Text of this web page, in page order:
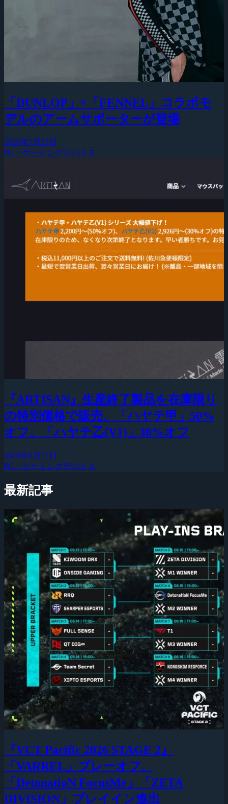
「DUNLOP」×「FENNEL」コラボモ
デルのアームサポーターが登場
2026年7月23日
PC・ゲーミングデバイス
『ARTISAN』生産終了製品を在庫限り
の特別価格で販売、「ハヤテ甲」50%
オフ、「ハヤテ乙(V1)」30%オフ
2026年6月17日
PC・ゲーミングデバイス
最新記事
『VCT Pacific 2026 STAGE 2』
「VARREL」プレーオフ、
「DetonatioN FocusMe」「ZETA
DIVISION」プレイイン進出